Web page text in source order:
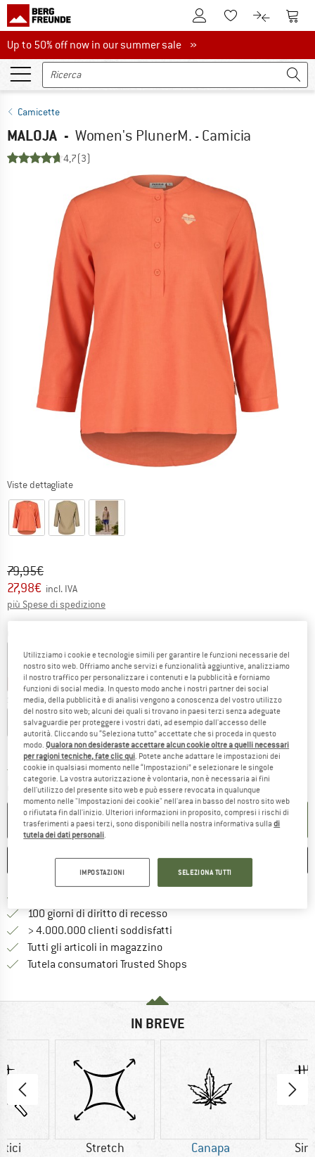
Al conto clienteAlla lista
Al Al
Up to 50% off now in our summer sale
Up to 50% off now in our summer sale »
Camicette
MALOJA - Women's PlunerM. - Camicia
4,7(3)
Viste dettagliate
Prezzo originale :
79,95€
Prezzo:
27,98€ incl. IVA
più Spese di spedizioneInformazioni sui costi di spedizione. Si apre in
65% 65%
Scegli la taglia:
XS S M L XL
Guida alle taglie
Tempi di consegna: 4-5 giorni lavorativiIl link si apre in una casella
Quantità:
NEL CARRELLO
ANNOTA CONFRONTA
100 giorni di diritto di recessoVai alla politica di recesso qui
> 4.000.000 clienti soddisfatti
Tutti gli articoli in magazzino
Tutela consumatori Trusted Shops
IN BREVE
Stretch Canapa
Utilizziamo i cookie e tecnologie simili per garantire le funzioni necessarie del
nostro sito web. Offriamo anche servizi e funzionalità aggiuntive, analizziamo
il nostro traffico per personalizzare i contenuti e la pubblicità e forniamo
funzioni di social media. In questo modo anche i nostri partner dei social
media, della pubblicità e di analisi vengono a conoscenza del vostro utilizzo
del nostro sito web; alcuni dei quali si trovano in paesi terzi senza adeguate
salvaguardie per proteggere i vostri dati, ad esempio dall'accesso delle
autorità. Cliccando su “Seleziona tutto” accettate che si proceda in questo
modo. Qualora non desideraste accettare alcun cookie oltre a quelli necessari
per ragioni tecniche, fate clic qui. Potete anche adattare le impostazioni dei
cookie in qualsiasi momento nelle “Impostazioni” e selezionare le singole
categorie. La vostra autorizzazione è volontaria, non è necessaria ai fini
dell'utilizzo del presente sito web e può essere revocata in qualunque
momento nelle "Impostazioni dei cookie" nell'area in basso del nostro sito web
o rifiutata fin dall'inizio. Ulteriori informazioni in proposito, compresi i rischi di
trasferimenti a paesi terzi, sono disponibili nella nostra informativa sulladi
tutela dei dati personali.
IMPOSTAZIONI SELEZIONA TUTTI